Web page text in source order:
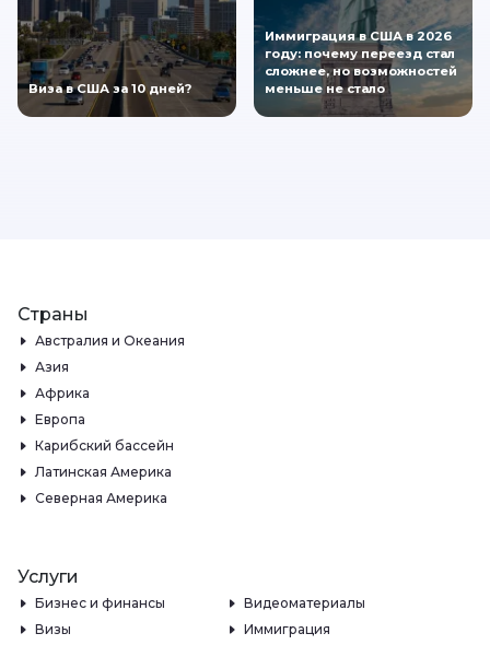
Виза в США за 10 дней?
Иммиграция в США в 2026
году: почему переезд стал
сложнее, но возможностей
меньше не стало
Страны
Австралия и Океания
Азия
Африка
Европа
Карибский бассейн
Латинская Америка
Северная Америка
Услуги
Бизнес и финансы
Видеоматериалы
Визы
Иммиграция